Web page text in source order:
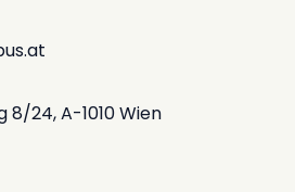
8/24, A-1010 Wien